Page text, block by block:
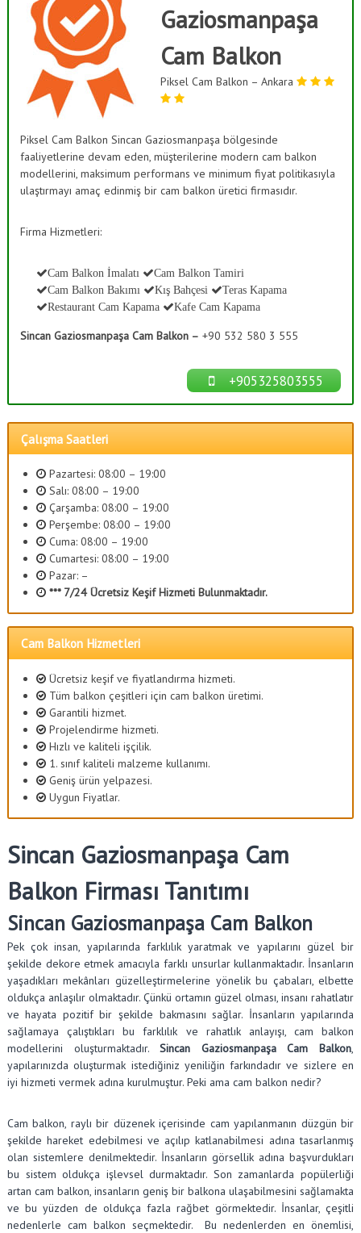
ı
ş
B
a
h
s
i
S
e
m
l
r
s
a
p
a
C
a
m
s
y
o
Gaziosmanpaşa
Cam Balkon
Piksel Cam Balkon – Ankara
Piksel Cam Balkon Sincan Gaziosmanpaşa bölgesinde
faaliyetlerine devam eden, müşterilerine modern cam balkon
modellerini, maksimum performans ve minimum fiyat politikasıyla
ulaştırmayı amaç edinmiş bir cam balkon üretici firmasıdır.
Firma Hizmetleri:
Cam Balkon İmalatı
Cam Balkon Tamiri
Cam Balkon Bakımı
Kış Bahçesi
Teras Kapama
Restaurant Cam Kapama
Kafe Cam Kapama
Sincan Gaziosmanpaşa Cam Balkon – +90 532 580 3 555
+905325803555
Çalışma Saatleri
Pazartesi: 08:00 – 19:00
Salı: 08:00 – 19:00
Çarşamba: 08:00 – 19:00
Perşembe: 08:00 – 19:00
Cuma: 08:00 – 19:00
Cumartesi: 08:00 – 19:00
Pazar: –
*** 7/24 Ücretsiz Keşif Hizmeti Bulunmaktadır.
Cam Balkon Hizmetleri
Ücretsiz keşif ve fiyatlandırma hizmeti.
Tüm balkon çeşitleri için cam balkon üretimi.
Garantili hizmet.
Projelendirme hizmeti.
Hızlı ve kaliteli işçilik.
1. sınıf kaliteli malzeme kullanımı.
Geniş ürün yelpazesi.
Uygun Fiyatlar.
Sincan Gaziosmanpaşa Cam
Balkon Firması Tanıtımı
Sincan Gaziosmanpaşa Cam Balkon
Pek çok insan, yapılarında farklılık yaratmak ve yapılarını güzel bir
şekilde dekore etmek amacıyla farklı unsurlar kullanmaktadır. İnsanların
yaşadıkları mekânları güzelleştirmelerine yönelik bu çabaları, elbette
oldukça anlaşılır olmaktadır. Çünkü ortamın güzel olması, insanı rahatlatır
ve hayata pozitif bir şekilde bakmasını sağlar. İnsanların yapılarında
sağlamaya çalıştıkları bu farklılık ve rahatlık anlayışı, cam balkon
modellerini oluşturmaktadır.Sincan Gaziosmanpaşa Cam Balkon,
yapılarınızda oluşturmak istediğiniz yeniliğin farkındadır ve sizlere en
iyi hizmeti vermek adına kurulmuştur. Peki ama cam balkon nedir?
Cam balkon, raylı bir düzenek içerisinde cam yapılanmanın düzgün bir
şekilde hareket edebilmesi ve açılıp katlanabilmesi adına tasarlanmış
olan sistemlere denilmektedir. İnsanların görsellik adına başvurdukları
bu sistem oldukça işlevsel durmaktadır. Son zamanlarda popülerliği
artan cam balkon, insanların geniş bir balkona ulaşabilmesini sağlamakta
ve bu yüzden de oldukça fazla rağbet görmektedir. İnsanlar, çeşitli
nedenlerle cam balkon seçmektedir. Bu nedenlerden en önemlisi,